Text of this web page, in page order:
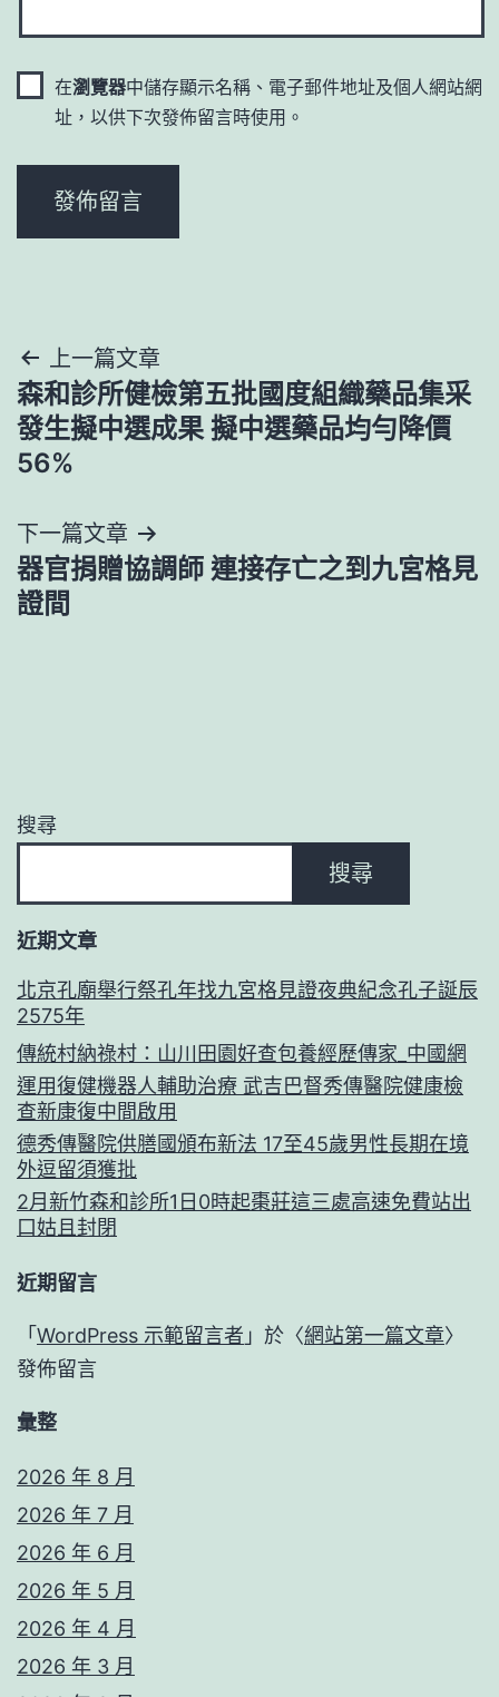
在瀏覽器中儲存顯示名稱、電子郵件地址及個人網站網
址，以供下次發佈留言時使用。
文
章
導
覽
上一篇文章
森和診所健檢第五批國度組織藥品集采
發生擬中選成果 擬中選藥品均勻降價
56%
下一篇文章
器官捐贈協調師 連接存亡之到九宮格見
證間
搜尋
搜尋
近期文章
北京孔廟舉行祭孔年找九宮格見證夜典紀念孔子誕辰
2575年
傳統村納祿村：山川田園好查包養經歷傳家_中國網
運用復健機器人輔助治療 武吉巴督秀傳醫院健康檢
查新康復中間啟用
德秀傳醫院供膳國頒布新法 17至45歲男性長期在境
外逗留須獲批
2月新竹森和診所1日0時起棗莊這三處高速免費站出
口姑且封閉
近期留言
「 WordPress 示範留言者 」於〈網站第一篇文章〉
發佈留言
彙整
2026 年 8 月
2026 年 7 月
2026 年 6 月
2026 年 5 月
2026 年 4 月
2026 年 3 月